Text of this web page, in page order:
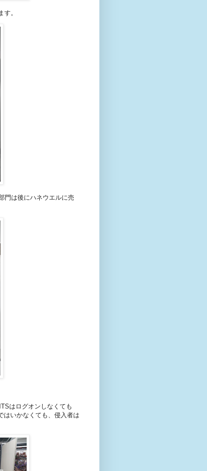
。
門は後にハネウエルに売
はログオンしなくても
はいかなくても、侵入者は